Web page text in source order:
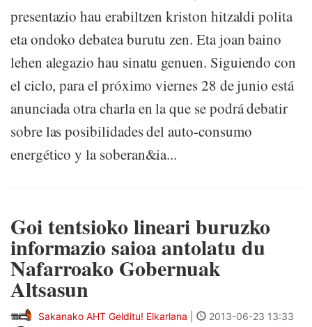
presentazio hau erabiltzen kriston hitzaldi polita
eta ondoko debatea burutu zen. Eta joan baino
lehen alegazio hau sinatu genuen. Siguiendo con
el ciclo, para el próximo viernes 28 de junio está
anunciada otra charla en la que se podrá debatir
sobre las posibilidades del auto-consumo
energético y la soberan&ia...
Goi tentsioko lineari buruzko
informazio saioa antolatu du
Nafarroako Gobernuak
Altsasun
Sakanako AHT Gelditu! Elkarlana 2013-06-23 13:33